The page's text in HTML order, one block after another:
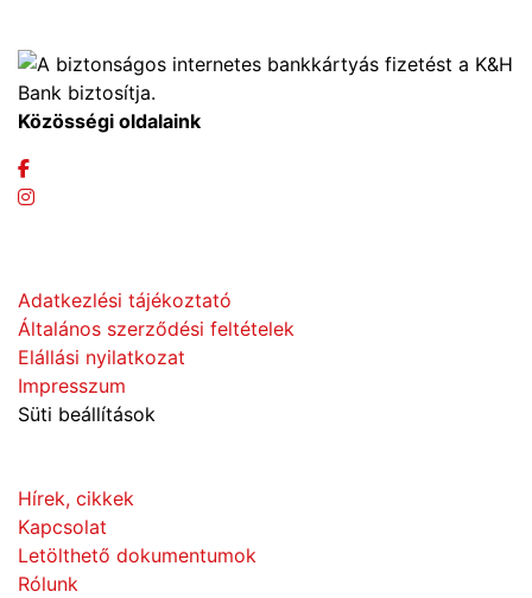
Közösségi oldalaink
Adatkezlési tájékoztató
Általános szerződési feltételek
Elállási nyilatkozat
Impresszum
Süti beállítások
Hírek, cikkek
Kapcsolat
Letölthető dokumentumok
Rólunk